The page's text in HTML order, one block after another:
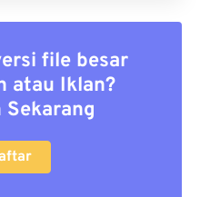
file besar
atau Iklan?